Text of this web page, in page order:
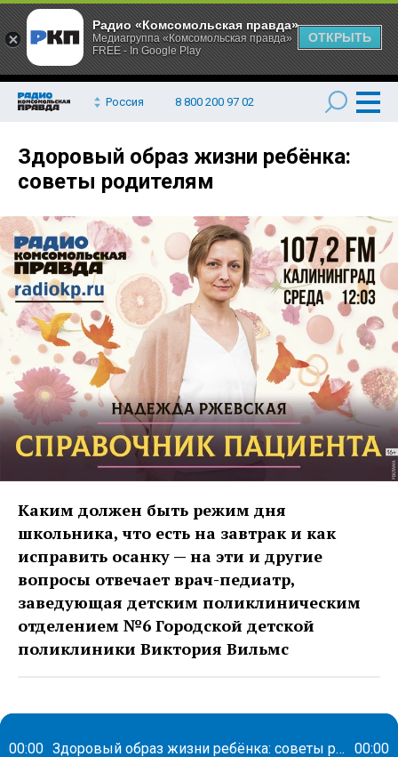
Россия 8 800 200 97 02
Здоровый образ жизни ребёнка:
советы родителям
Каким должен быть режим дня
школьника, что есть на завтрак и как
исправить осанку — на эти и другие
вопросы отвечает врач-педиатр,
заведующая детским поликлиническим
отделением №6 Городской детской
поликлиники Виктория Вильмс
00:00 Здоровый образ жизни ребёнка: советы родителям 00:00
Радио «Комсомольская правда»
Медиагруппа «Комсомольская правда»
FREE - In Google Play
ОТКРЫТЬ